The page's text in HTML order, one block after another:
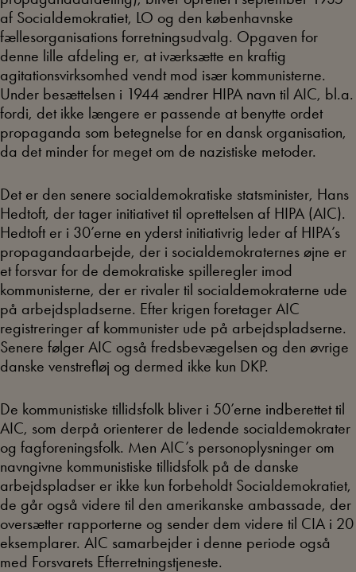
af Socialdemokratiet, LO og den københavnske
fællesorganisations forretningsudvalg. Opgaven for
denne lille afdeling er, at iværksætte en kraftig
agitationsvirksomhed vendt mod især kommunisterne.
Under besættelsen i 1944 ændrer HIPA navn til AIC, bl.a.
fordi, det ikke længere er passende at benytte ordet
propaganda som betegnelse for en dansk organisation,
da det minder for meget om de nazistiske metoder.
Det er den senere socialdemokratiske statsminister, Hans
Hedtoft, der tager initiativet til oprettelsen af HIPA (AIC).
Hedtoft er i 30’erne en yderst initiativrig leder af HIPA’s
propagandaarbejde, der i socialdemokraternes øjne er
et forsvar for de demokratiske spilleregler imod
kommunisterne, der er rivaler til socialdemokraterne ude
på arbejdspladserne. Efter krigen foretager AIC
registreringer af kommunister ude på arbejdspladserne.
Senere følger AIC også fredsbevægelsen og den øvrige
danske venstrefløj og dermed ikke kun DKP.
De kommunistiske tillidsfolk bliver i 50’erne indberettet til
AIC, som derpå orienterer de ledende socialdemokrater
og fagforeningsfolk. Men AIC’s personoplysninger om
navngivne kommunistiske tillidsfolk på de danske
arbejdspladser er ikke kun forbeholdt Socialdemokratiet,
de går også videre til den amerikanske ambassade, der
oversætter rapporterne og sender dem videre til CIA i 20
eksemplarer. AIC samarbejder i denne periode også
med Forsvarets Efterretningstjeneste.